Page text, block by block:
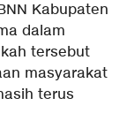
Kabupaten
dalam
tersebut
masyarakat
terus